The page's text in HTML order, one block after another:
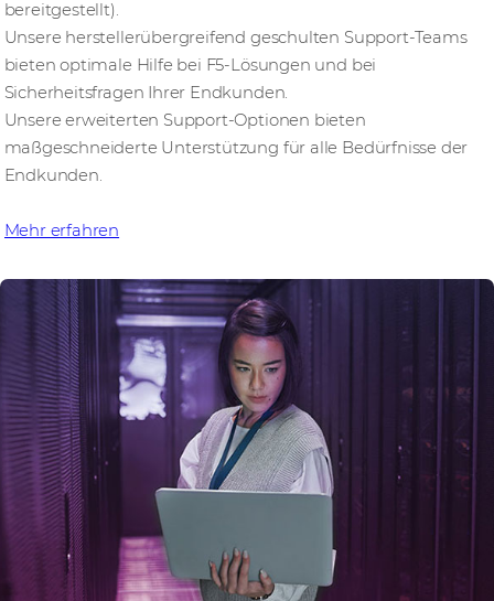
bereitgestellt).
Unsere herstellerübergreifend geschulten Support-Teams
bieten optimale Hilfe bei F5-Lösungen und bei
Sicherheitsfragen Ihrer Endkunden.
Unsere erweiterten Support-Optionen bieten
maßgeschneiderte Unterstützung für alle Bedürfnisse der
Endkunden.
Mehr erfahren